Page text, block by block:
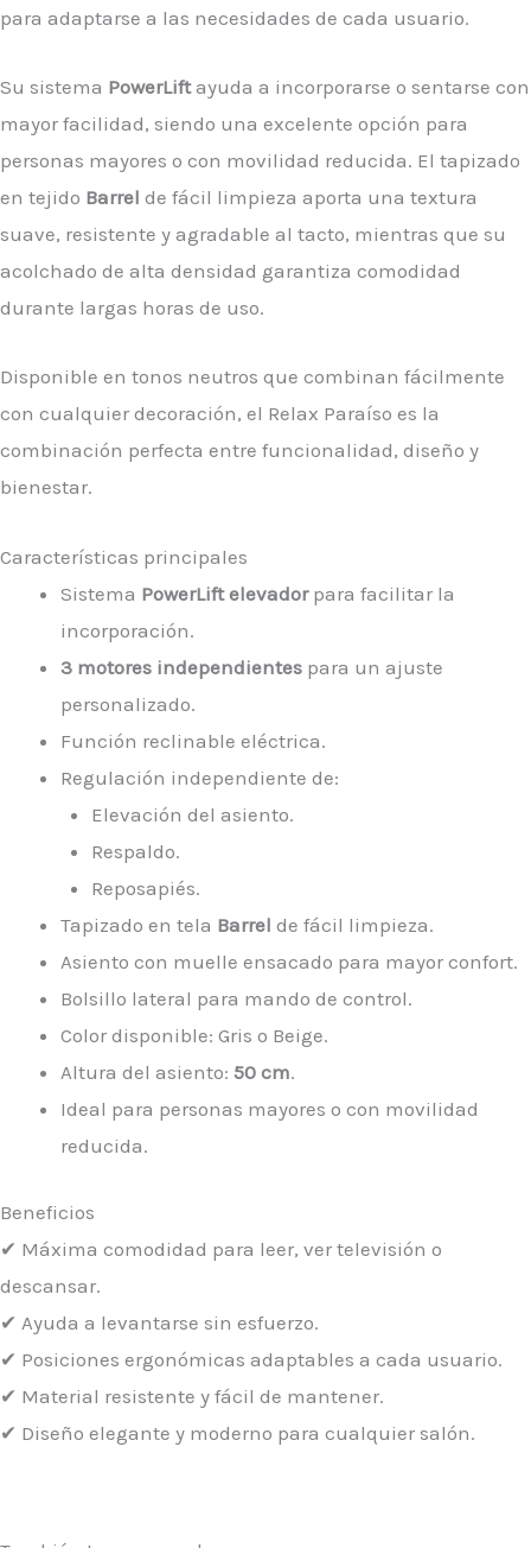
para adaptarse a las necesidades de cada usuario.
Su sistema PowerLiftayuda a incorporarse o sentarse con
mayor facilidad, siendo una excelente opción para
personas mayores o con movilidad reducida. El tapizado
en tejido Barrel de fácil limpieza aporta una textura
suave, resistente y agradable al tacto, mientras que su
acolchado de alta densidad garantiza comodidad
durante largas horas de uso.
Disponible en tonos neutros que combinan fácilmente
con cualquier decoración, el Relax Paraíso es la
combinación perfecta entre funcionalidad, diseño y
bienestar.
Características principales
Sistema PowerLift elevadorpara facilitar la
incorporación.
3 motores independientes para un ajuste
personalizado.
Función reclinable eléctrica.
Regulación independiente de:
Elevación del asiento.
Respaldo.
Reposapiés.
Tapizado en tela Barrel de fácil limpieza.
Asiento con muelle ensacado para mayor confort.
Bolsillo lateral para mando de control.
Color disponible: Gris o Beige.
Altura del asiento: 50 cm.
Ideal para personas mayores o con movilidad
reducida.
Beneficios
✔ Máxima comodidad para leer, ver televisión o
descansar.
✔ Ayuda a levantarse sin esfuerzo.
✔ Posiciones ergonómicas adaptables a cada usuario.
✔ Material resistente y fácil de mantener.
✔ Diseño elegante y moderno para cualquier salón.